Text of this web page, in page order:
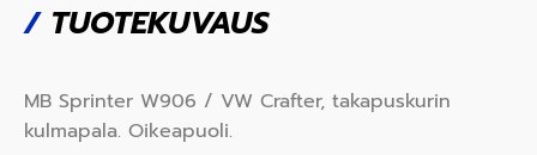
/TUOTEKUVAUS
MB Sprinter W906 / VW Crafter, takapuskurin
kulmapala. Oikeapuoli.